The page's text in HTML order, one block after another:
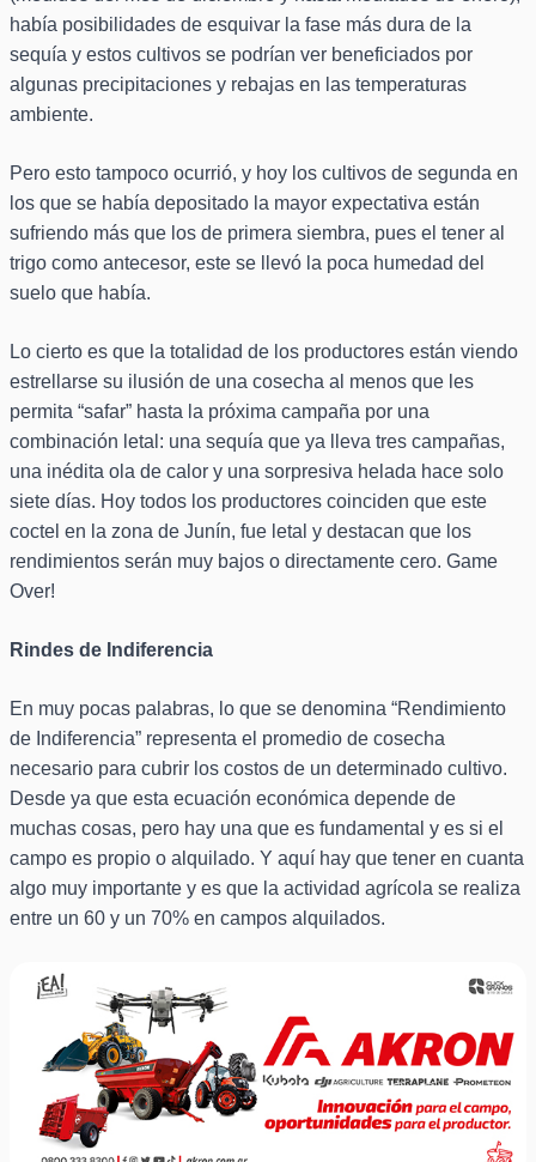
había posibilidades de esquivar la fase más dura de la
sequía y estos cultivos se podrían ver beneficiados por
algunas precipitaciones y rebajas en las temperaturas
ambiente.
Pero esto tampoco ocurrió, y hoy los cultivos de segunda en
los que se había depositado la mayor expectativa están
sufriendo más que los de primera siembra, pues el tener al
trigo como antecesor, este se llevó la poca humedad del
suelo que había.
Lo cierto es que la totalidad de los productores están viendo
estrellarse su ilusión de una cosecha al menos que les
permita “safar” hasta la próxima campaña por una
combinación letal: una sequía que ya lleva tres campañas,
una inédita ola de calor y una sorpresiva helada hace solo
siete días. Hoy todos los productores coinciden que este
coctel en la zona de Junín, fue letal y destacan que los
rendimientos serán muy bajos o directamente cero. Game
Over!
Rindes de Indiferencia
En muy pocas palabras, lo que se denomina “Rendimiento
de Indiferencia” representa el promedio de cosecha
necesario para cubrir los costos de un determinado cultivo.
Desde ya que esta ecuación económica depende de
muchas cosas, pero hay una que es fundamental y es si el
campo es propio o alquilado. Y aquí hay que tener en cuanta
algo muy importante y es que la actividad agrícola se realiza
entre un 60 y un 70% en campos alquilados.